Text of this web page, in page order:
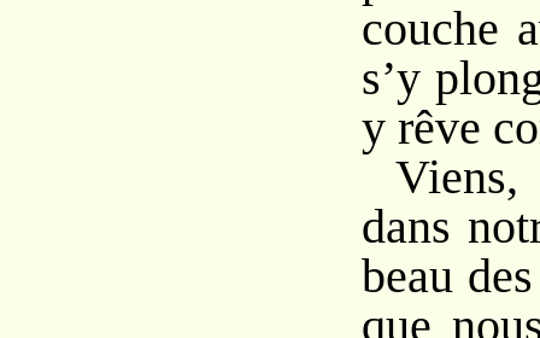
couche
s’y
y rêve
dans
beau
que